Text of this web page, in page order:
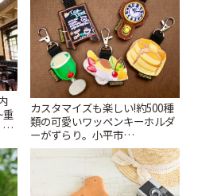
重
カスタマイズも楽しい!約500種
類の可愛いワッペンキーホルダ
ーがずらり。小平市
「Kimamaya T&K」 | ことりっ